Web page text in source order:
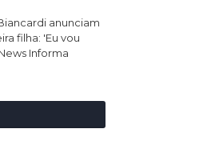
anunciam
filha: 'Eu vou
Informa